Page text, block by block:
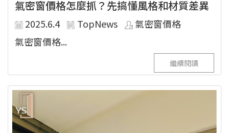
氣密窗價格怎麼抓？先搞懂風格和材質差異
2025.6.4 TopNews
氣密窗價格
氣密窗價格...
繼續閱讀